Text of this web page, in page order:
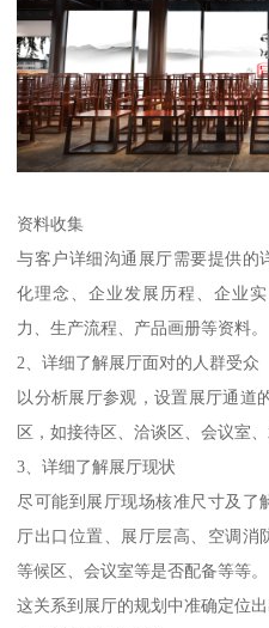
资料收集
与客户详细沟通展厅需要提供的
化理念、企业发展历程、企业
力、生产流程、产品画册等资料。
2、详细了解展厅面对的人群受众
以分析展厅参观，设置展厅通道
区，如接待区、洽谈区、会议室
3、详细了解展厅现状
尽可能到展厅现场核准尺寸及了
厅出口位置、展厅层高、空调消
等候区、会议室等是否配备等等。
这关系到展厅的规划中准确定位